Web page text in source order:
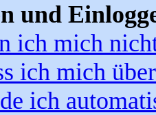
und
ich mich
ich mich
ich